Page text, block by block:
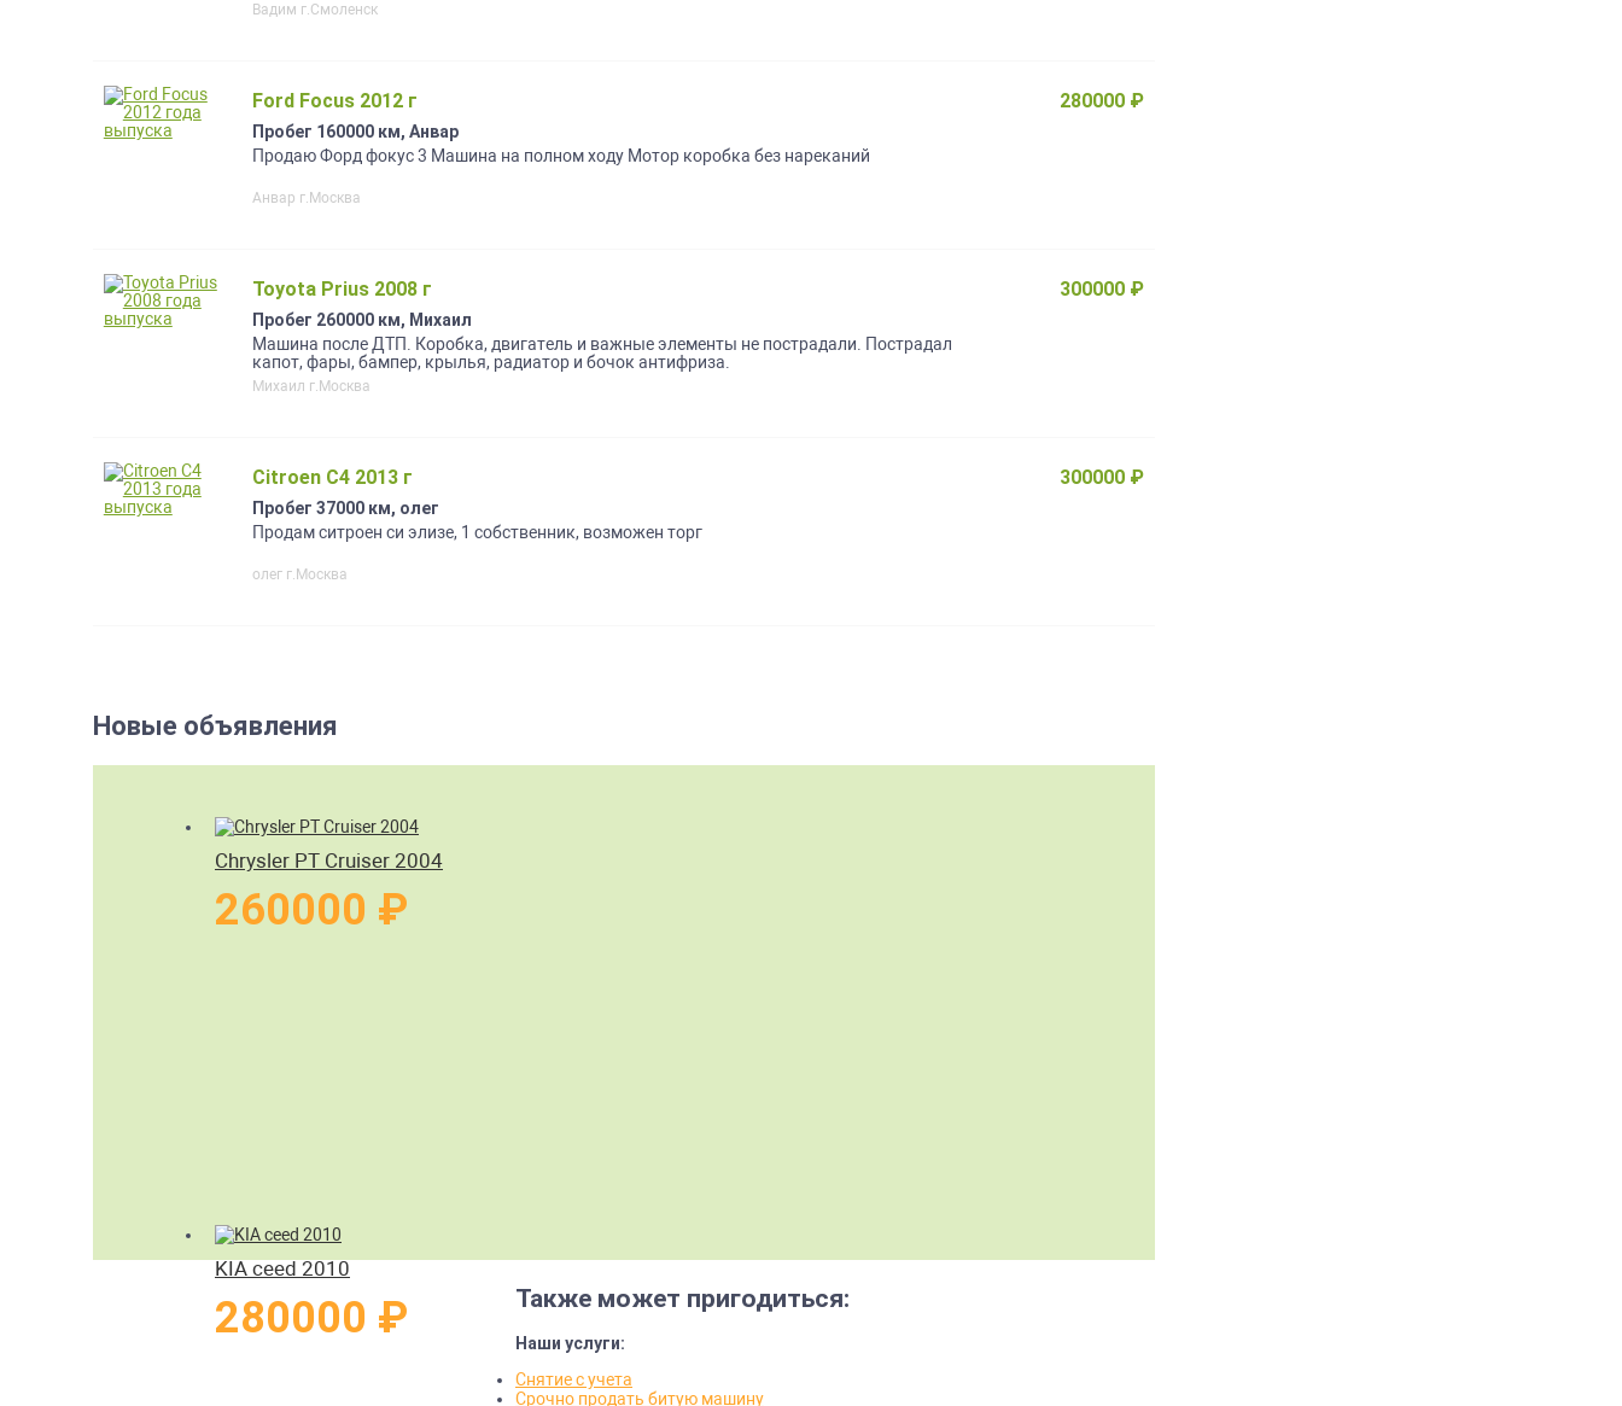
Вадим г.Смоленск
Ford Focus 2012 г
Пробег 160000 км, Анвар
Продаю Форд фокус 3 Машина на полном ходу Мотор коробка без нареканий
Анвар г.Москва
280000 ₽
Toyota Prius 2008 г
Пробег 260000 км, Михаил
Машина после ДТП. Коробка, двигатель и важные элементы не пострадали. Пострадал
капот, фары, бампер, крылья, радиатор и бочок антифриза.
Михаил г.Москва
300000 ₽
Citroen C4 2013 г
Пробег 37000 км, олег
Продам ситроен си элизе, 1 собственник, возможен торг
олег г.Москва
300000 ₽
Новые объявления
Chrysler PT Cruiser 2004
260000 ₽
KIA ceed 2010
280000 ₽ Также может пригодиться:
Наши услуги:
Снятие с учета
Срочно продать битую машину